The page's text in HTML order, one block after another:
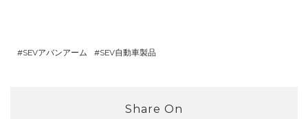
SEVアバンアーム SEV自動車製品
Share On